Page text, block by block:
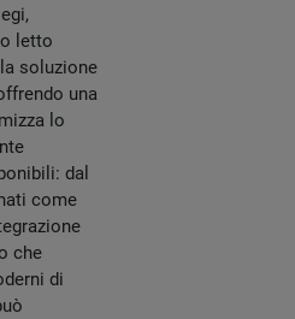
letto
soluzione
una
lo
dal
come
che
di